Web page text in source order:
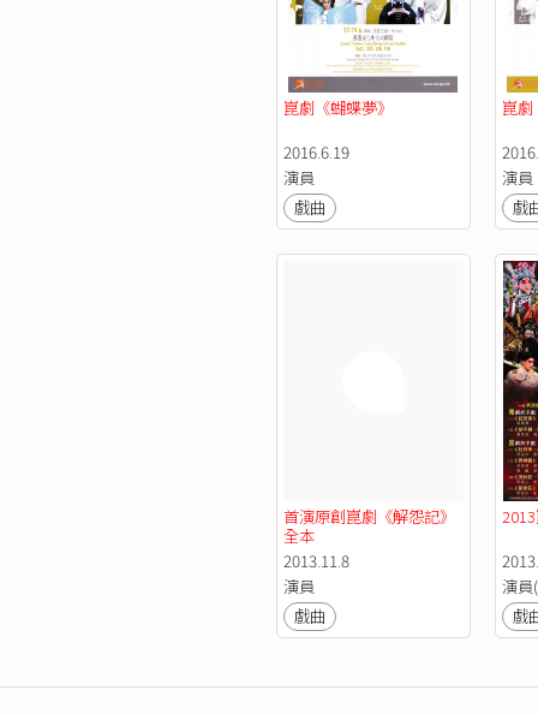
崑劇《蝴蝶夢》
2016.6.19
演員
戲曲
崑
演員
戲
首演原創崑劇《解怨記》
全本
2013.11.8
演員
戲曲
演員
戲